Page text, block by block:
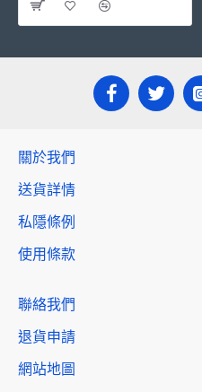
關於我們
送貨詳情
私隱條例
使用條款
聯絡我們
退貨申請
網站地圖